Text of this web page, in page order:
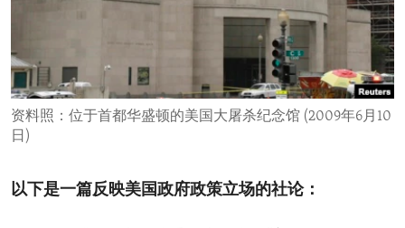
IDEALS AND INSTITUTIONS
资料照：位于首都华盛顿的美国大屠杀纪念馆 (2009年6月10
日)
以下是一篇反映美国政府政策立场的社论：